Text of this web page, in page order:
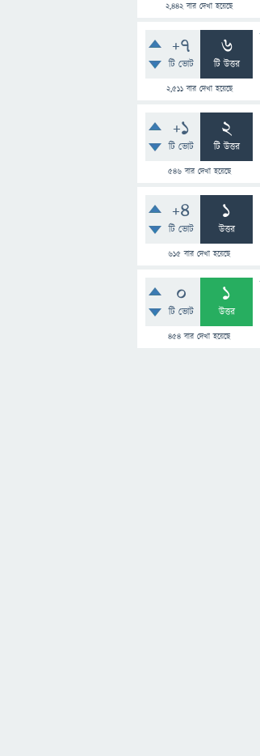
2,442বার দেখা হয়েছে
+7
টি ভোট
6
টি উত্তর
2,511বার দেখা হয়েছে
+1
টি ভোট
2
টি উত্তর
546বার দেখা হয়েছে
+4
টি ভোট
1
উত্তর
615 বার দেখা হয়েছে
0
টি ভোট
1
উত্তর
454 বার দেখা হয়েছে